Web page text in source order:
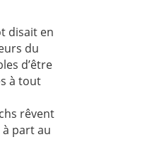
disait en
du
d’être
à tout
rêvent
part au